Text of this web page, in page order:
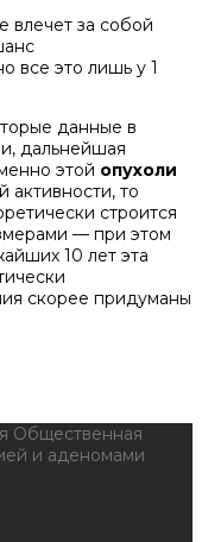
влечет за собой
все это лишь у 1
данные в
дальнейшая
этой опухоли
активности, то
строится
— при этом
10 лет эта
скорее придуманы
Общественная
и аденомами